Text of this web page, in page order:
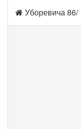
Уборевича 86/